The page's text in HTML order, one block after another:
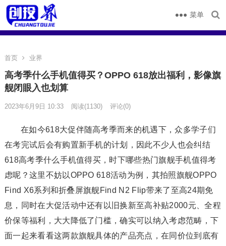
菜单
首页 业界
高考季什么手机值得买？OPPO 618放出福利，影像旗
舰闭眼入也划算
2023年6月9日 10:33 阅读(1130) 评论(0)
在如今618大促伴随高考季而来的机遇下，众多学子们
在考完试后会有购置新手机的计划，因此不少人也会纠结
618高考季什么手机值得买，时下哪些热门旗舰手机值得考
虑呢？这里不妨以OPPO 618活动为例，其拍照旗舰OPPO
Find X6系列和折叠屏旗舰Find N2 Flip带来了至高24期免
息，同时在大促活动中还有以旧换新至高补贴2000元、全程
价保等福利，大大降低了门槛，确实可以纳入考虑范畴，下
面一起来看看这两款旗舰具体的产品亮点，在同价位到底有